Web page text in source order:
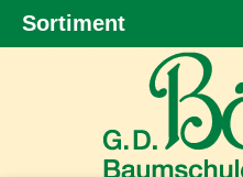
Sortiment